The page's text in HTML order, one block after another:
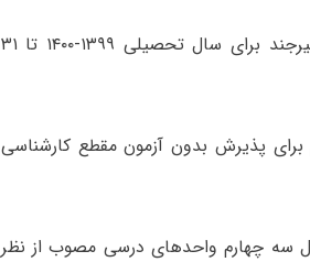
متقاضیان پذیرش بدون آزمون کارشناسی ارشد دانشگاه بیرجند برای سال تحصیلی ۱۳۹۹-۱۴۰۰ تا ۳۱
برای پذیرش بدون آزمون مقطع کارشناسی
سه چهارم واحدهای درسی مصوب از نظر